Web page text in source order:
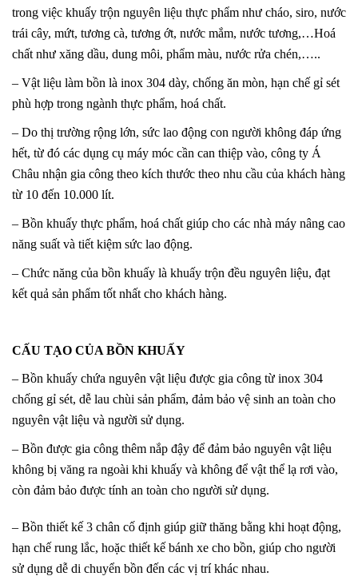
trong việc khuấy trộn nguyên liệu thực phẩm như cháo, siro, nước
trái cây, mứt, tương cà, tương ớt, nước mắm, nước tương,…Hoá
chất như xăng dầu, dung môi, phẩm màu, nước rửa chén,…..
– Vật liệu làm bồn là inox 304 dày, chống ăn mòn, hạn chế gỉ sét
phù hợp trong ngành thực phẩm, hoá chất.
– Do thị trường rộng lớn, sức lao động con người không đáp ứng
hết, từ đó các dụng cụ máy móc cần can thiệp vào, công ty Á
Châu nhận gia công theo kích thước theo nhu cầu của khách hàng
từ 10 đến 10.000 lít.
– Bồn khuấy thực phẩm, hoá chất giúp cho các nhà máy nâng cao
năng suất và tiết kiệm sức lao động.
– Chức năng của bồn khuấy là khuấy trộn đều nguyên liệu, đạt
kết quả sản phẩm tốt nhất cho khách hàng.
CẤU TẠO CỦA BỒN KHUẤY
– Bồn khuấy chứa nguyên vật liệu được gia công từ inox 304
chống gỉ sét, dễ lau chùi sản phẩm, đảm bảo vệ sinh an toàn cho
nguyên vật liệu và người sử dụng.
– Bồn được gia công thêm nắp đậy để đảm bảo nguyên vật liệu
không bị văng ra ngoài khi khuấy và không để vật thể lạ rơi vào,
còn đảm bảo được tính an toàn cho người sử dụng.
– Bồn thiết kế 3 chân cố định giúp giữ thăng bằng khi hoạt động,
hạn chế rung lắc, hoặc thiết kế bánh xe cho bồn, giúp cho người
sử dụng dễ di chuyển bồn đến các vị trí khác nhau.